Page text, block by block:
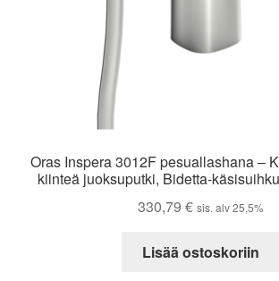
Oras Inspera 3012F pesuallashana –
kiinteä juoksuputki, Bidetta-
330,79 € sis. alv 25,5%
Lisää ostoskoriin